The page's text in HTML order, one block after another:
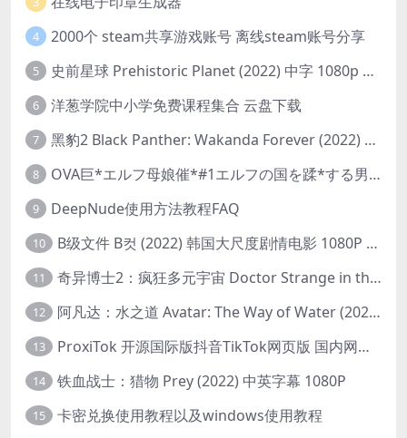
4 2000个 steam共享游戏账号 离线steam账号分享
5 史前星球 Prehistoric Planet (2022) 中字 1080p 高清 阿里云盘 2022.5.27已更新全集
6 洋葱学院中小学免费课程集合 云盘下载
7 黑豹2 Black Panther: Wakanda Forever (2022) 高清版
8 OVA巨*エルフ母娘催*#1エルフの国を蹂*する男。汚された女王と姫
9 DeepNude使用方法教程FAQ
10 B级文件 B컷 (2022) 韩国大尺度剧情电影 1080P 中字
11 奇异博士2：疯狂多元宇宙 Doctor Strange in the Multiverse of Madness (2022) 高清版1080p
12 阿凡达：水之道 Avatar: The Way of Water (2022) 1080p 2k 4k 中文字幕
13 ProxiTok 开源国际版抖音TikTok网页版 国内网络直连
14 铁血战士：猎物 Prey (2022) 中英字幕 1080P
15 卡密兑换使用教程以及windows使用教程